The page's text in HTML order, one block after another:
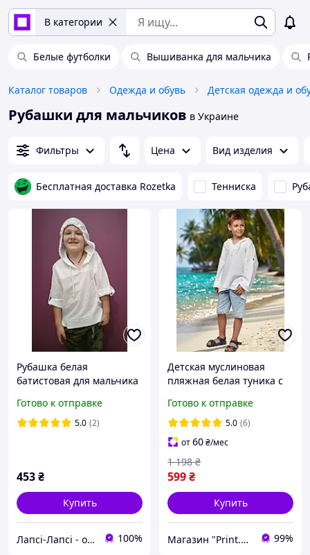
В категории
Белые футболки Вышиванка для мальчика
Каталог товаров Одежда и обувь Детская одежда и
Рубашки для мальчиков в Украине
Фильтры Цена Вид изделия
Бесплатная доставка Rozetka Тенниска
Рубашка белая
батистовая для мальчика
Готово к отправке
5.0 (2)
453₴
Купить
Лапсі-Лапсі - одяг для ляльок Baby Born, Barbie, Paola Reina, Chi Chi Love 100%
Детская муслиновая
пляжная белая туника с
капюшоном для мальчика
Готово к отправке
5.0 (6)
от60₴/мес
599₴
1 198 ₴
Купить
Магазин "Print.Ai" 99%